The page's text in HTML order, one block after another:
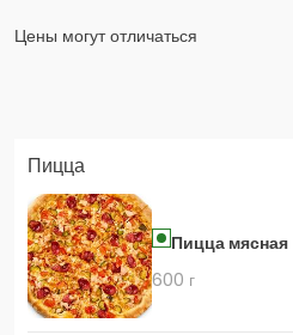
Цены могут отличаться
Скидка 400 руб. на первый
Скидка 450 руб. на первый
Пицца
Пицца мясная
600 г